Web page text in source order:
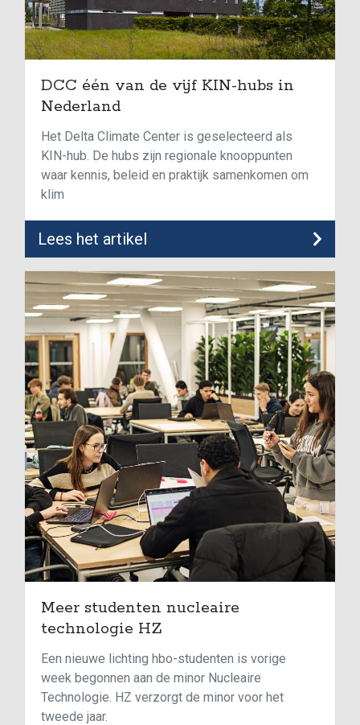
DCC één van de vijf KIN-hubs in
Nederland
Het Delta Climate Center is geselecteerd als
KIN-hub. De hubs zijn regionale knooppunten
waar kennis, beleid en praktijk samenkomen om
klim
Lees het artikel
Meer studenten nucleaire
technologie HZ
Een nieuwe lichting hbo-studenten is vorige
week begonnen aan de minor Nucleaire
Technologie. HZ verzorgt de minor voor het
tweede jaar.